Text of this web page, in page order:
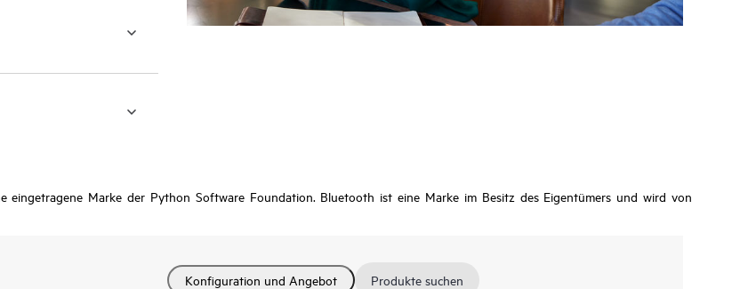
Marke der Python Software Foundation. Bluetooth ist eine Marke im Besitz des Eigentümers und wird von
Konfiguration und Angebot Produkte suchen